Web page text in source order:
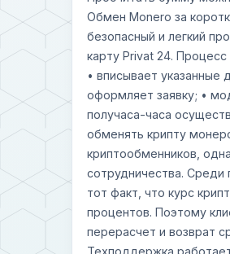
Обмен Monero за
безопасный и легкий
карту Privat 24.
• вписывает
оформляет заявку; •
получаса-часа
обменять крипту
криптообменников,
сотрудничества.
тот факт, что курс
процентов. Поэтому
перерасчет и возврат